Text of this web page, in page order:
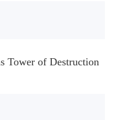
Tower of Destruction